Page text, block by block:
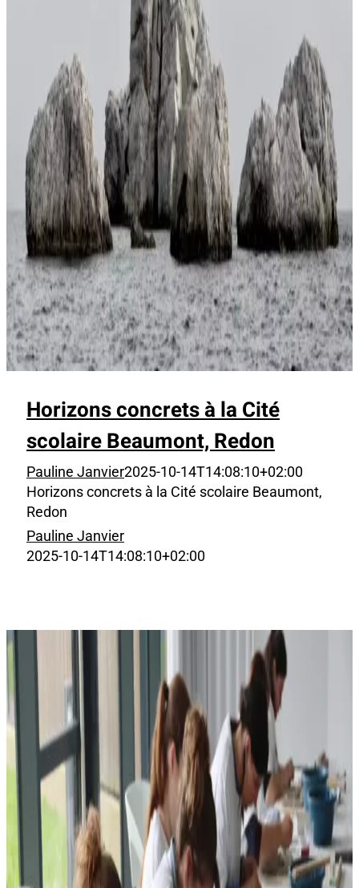
Horizons concrets à la Cité
scolaire Beaumont, Redon
Pauline Janvier2025-10-14T14:08:10+02:00
Horizons concrets à la Cité scolaire Beaumont,
Redon
Pauline Janvier
2025-10-14T14:08:10+02:00